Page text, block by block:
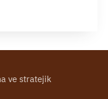
ve stratejik